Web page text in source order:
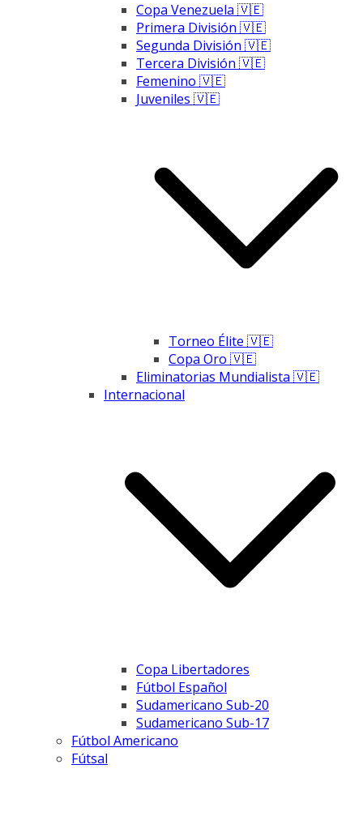
Copa Venezuela 🇻🇪
Primera División 🇻🇪
Segunda División 🇻🇪
Tercera División 🇻🇪
Femenino 🇻🇪
Juveniles 🇻🇪
Torneo Élite 🇻🇪
Copa Oro 🇻🇪
Eliminatorias Mundialista 🇻🇪
Internacional
Copa Libertadores
Fútbol Español
Sudamericano Sub-20
Sudamericano Sub-17
Fútbol Americano
Fútsal